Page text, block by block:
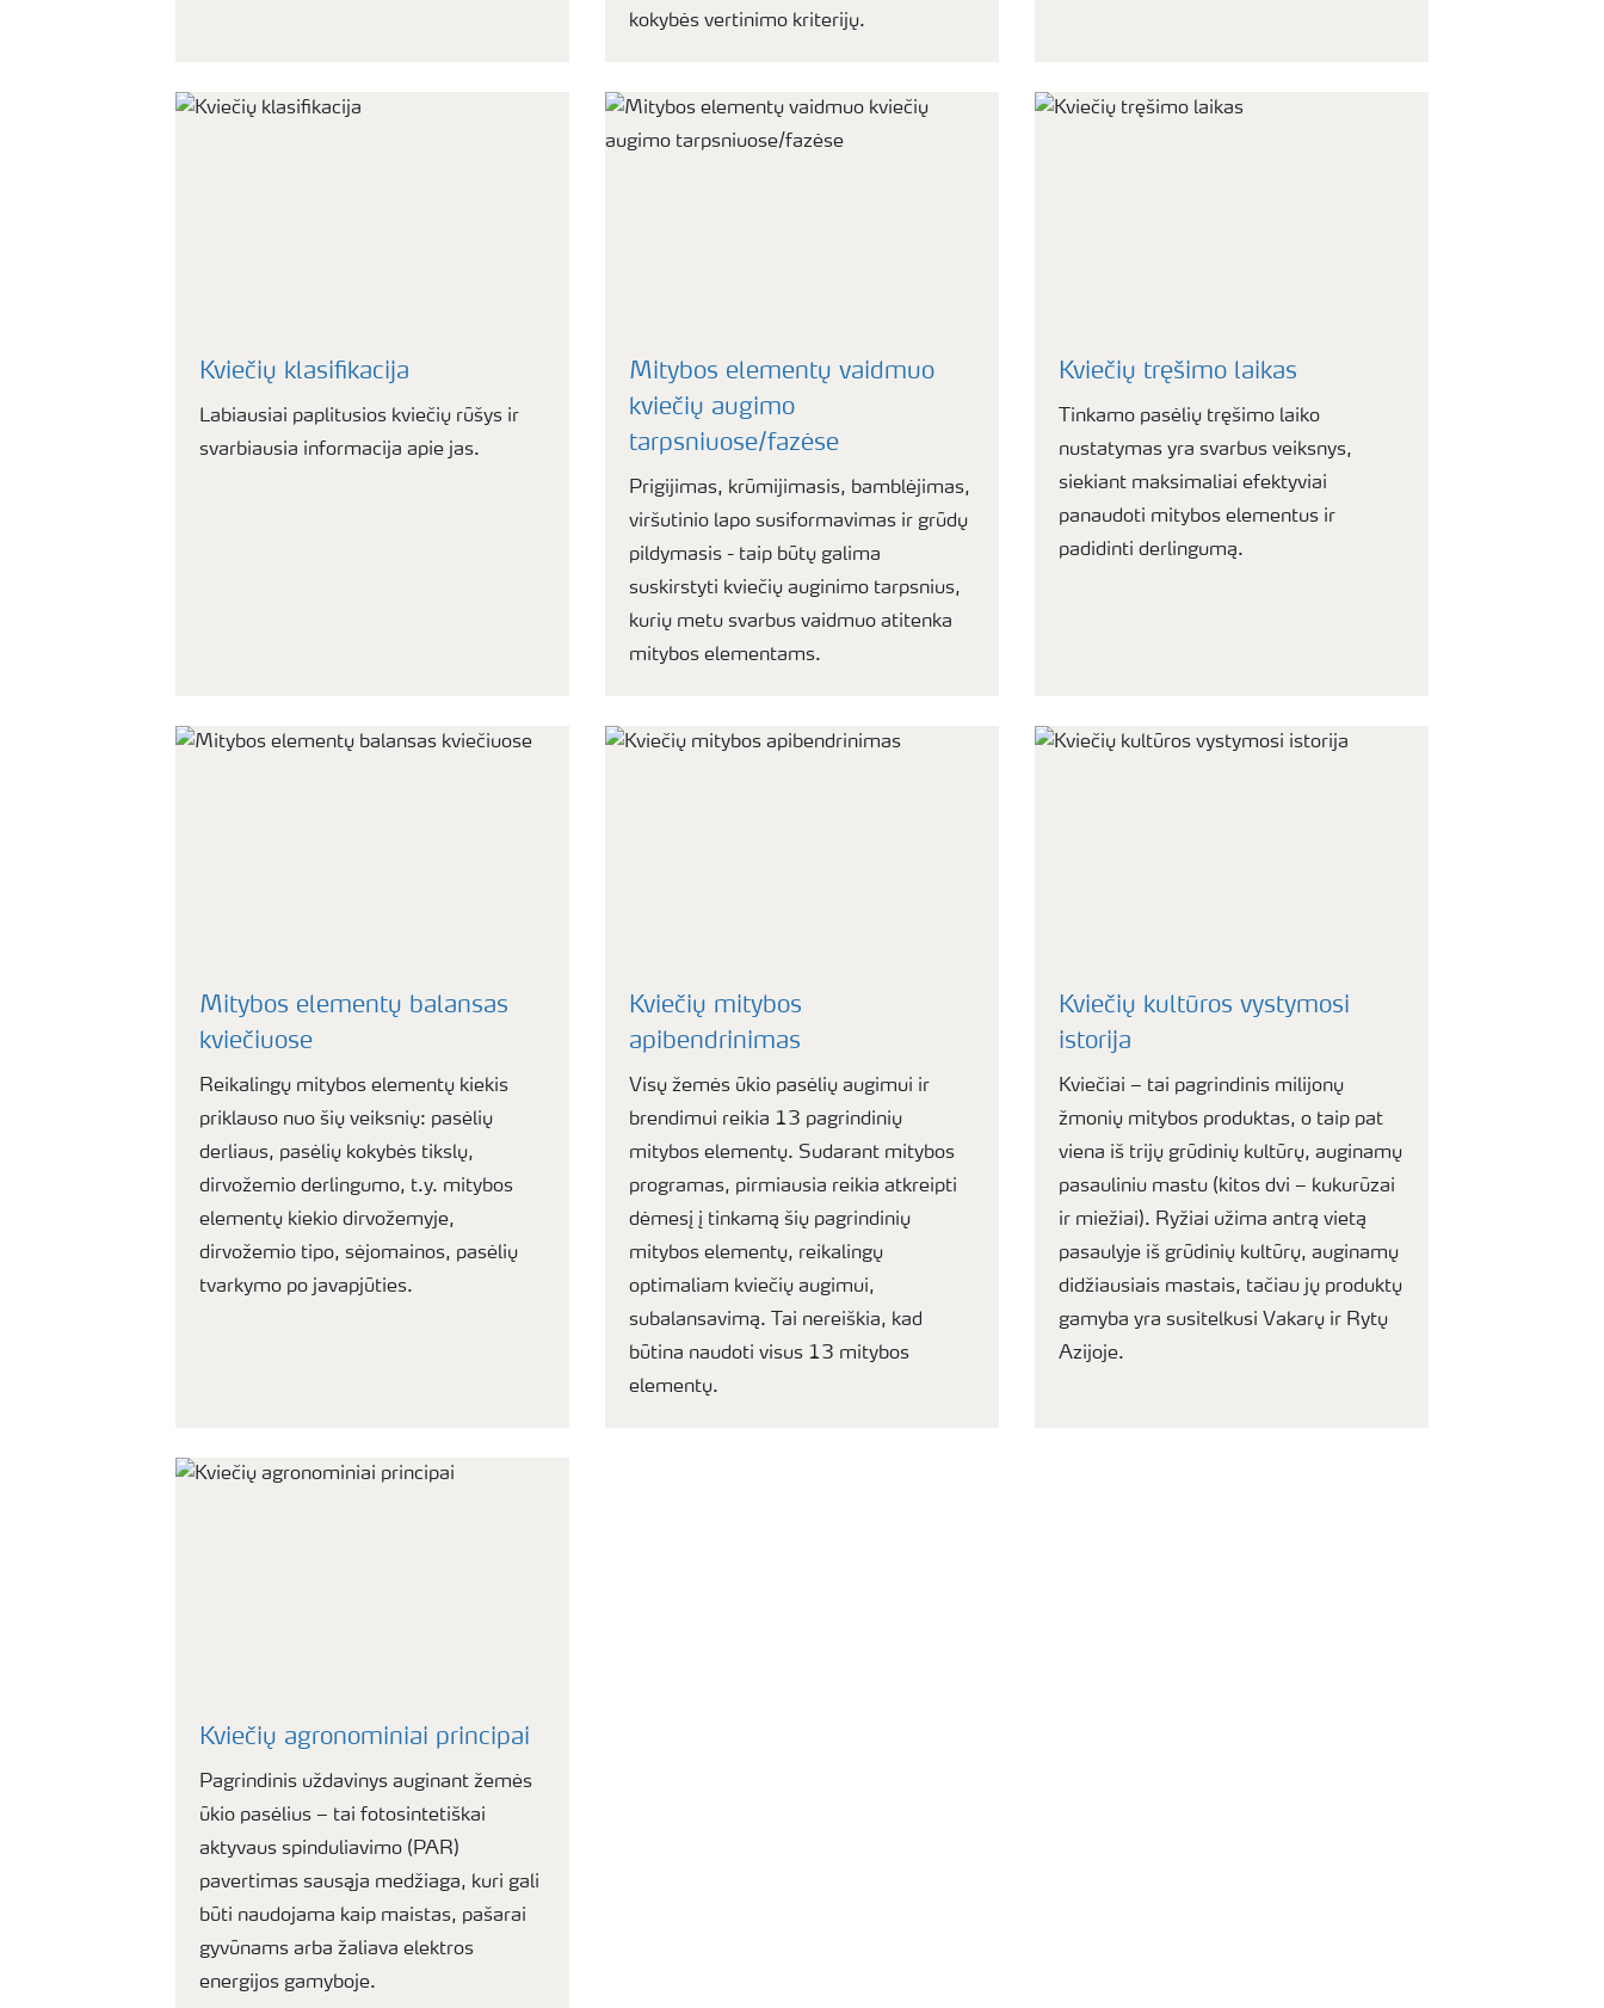
kokybės vertinimo kriterijų.
Kviečių klasifikacija
Labiausiai paplitusios kviečių rūšys ir
svarbiausia informacija apie jas.
Mitybos elementų vaidmuo
kviečių augimo
tarpsniuose/fazėse
Prigijimas, krūmijimasis, bamblėjimas,
viršutinio lapo susiformavimas ir grūdų
pildymasis - taip būtų galima
suskirstyti kviečių auginimo tarpsnius,
kurių metu svarbus vaidmuo atitenka
mitybos elementams.
Kviečių tręšimo laikas
Tinkamo pasėlių tręšimo laiko
nustatymas yra svarbus veiksnys,
siekiant maksimaliai efektyviai
panaudoti mitybos elementus ir
padidinti derlingumą.
Mitybos elementų balansas
kviečiuose
Reikalingų mitybos elementų kiekis
priklauso nuo šių veiksnių: pasėlių
derliaus, pasėlių kokybės tikslų,
dirvožemio derlingumo, t.y. mitybos
elementų kiekio dirvožemyje,
dirvožemio tipo, sėjomainos, pasėlių
tvarkymo po javapjūties.
Kviečių mitybos
apibendrinimas
Visų žemės ūkio pasėlių augimui ir
brendimui reikia 13 pagrindinių
mitybos elementų. Sudarant mitybos
programas, pirmiausia reikia atkreipti
dėmesį į tinkamą šių pagrindinių
mitybos elementų, reikalingų
optimaliam kviečių augimui,
subalansavimą. Tai nereiškia, kad
būtina naudoti visus 13 mitybos
elementų.
Kviečių kultūros vystymosi
istorija
Kviečiai – tai pagrindinis milijonų
žmonių mitybos produktas, o taip pat
viena iš trijų grūdinių kultūrų, auginamų
pasauliniu mastu (kitos dvi – kukurūzai
ir miežiai). Ryžiai užima antrą vietą
pasaulyje iš grūdinių kultūrų, auginamų
didžiausiais mastais, tačiau jų produktų
gamyba yra susitelkusi Vakarų ir Rytų
Azijoje.
Kviečių agronominiai principai
Pagrindinis uždavinys auginant žemės
ūkio pasėlius – tai fotosintetiškai
aktyvaus spinduliavimo (PAR)
pavertimas sausąja medžiaga, kuri gali
būti naudojama kaip maistas, pašarai
gyvūnams arba žaliava elektros
energijos gamyboje.